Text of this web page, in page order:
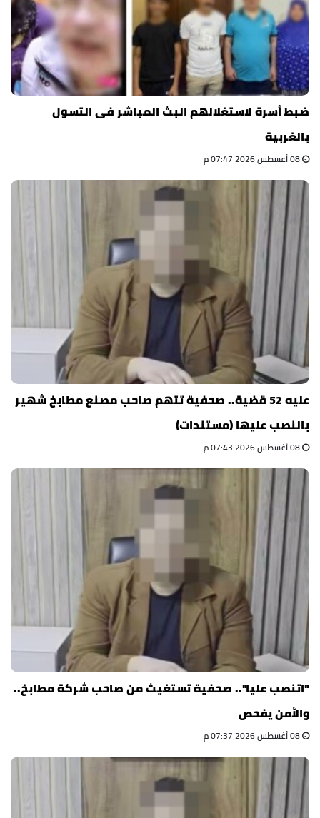
ضبط أسرة لاستغلالهم البث المباشر فى التسول
بالغربية
عليه 52 قضية.. صحفية تتهم صاحب مصنع مطابخ شهير
بالنصب عليها (مستندات)
"اتنصب عليا".. صحفية تستغيث من صاحب شركة مطابخ..
والأمن يفحص